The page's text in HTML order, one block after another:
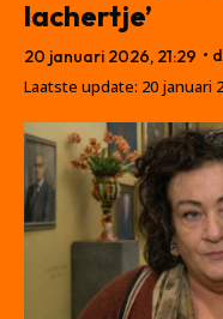
lachertje’
20 januari 2026, 21:29 •
Laatste update: 20 januari